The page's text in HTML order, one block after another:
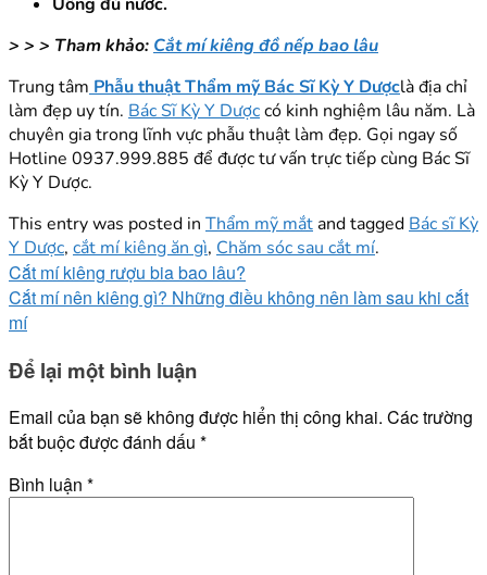
> > > Tham khảo: Cắt mí kiêng đồ nếp bao lâu
Trung tâm Phẫu thuật Thẩm mỹ Bác Sĩ Kỳ Y Dượclà địa chỉ
làm đẹp uy tín. Bác Sĩ Kỳ Y Dượccó kinh nghiệm lâu năm. Là
chuyên gia trong lĩnh vực phẫu thuật làm đẹp. Gọi ngay số
Hotline 0937.999.885 để được tư vấn trực tiếp cùng Bác Sĩ
Kỳ Y Dược.
This entry was posted in Thẩm mỹ mắtand tagged Bác sĩ Kỳ
Y Dược, cắt mí kiêng ăn gì, Chăm sóc sau cắt mí.
Cắt mí kiêng rượu bia bao lâu?
Cắt mí nên kiêng gì? Những điều không nên làm sau khi cắt
mí
Để lại một bình luận
Email của bạn sẽ không được hiển thị công khai. Các trường
bắt buộc được đánh dấu *
Bình luận *